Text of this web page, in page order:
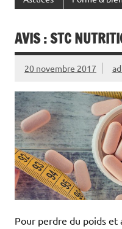
AVIS : STC
20 novembre 2017
Pour perdre du poids